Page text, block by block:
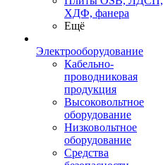
ХДФ, фанера
Ещё
Электрооборудование
Кабельно-
проводниковая
продукция
Высоковольтное
оборудование
Низковольтное
оборудование
Средства